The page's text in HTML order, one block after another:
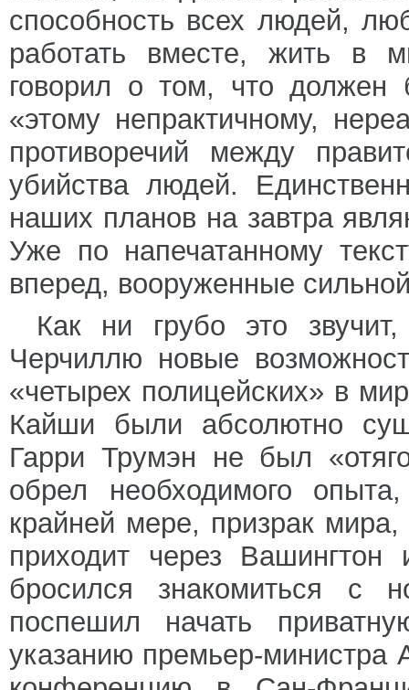
способность всех людей,
работать вместе, жить в
говорил о том, что должен
«этому непрактичному,
противоречий между
убийства людей.
наших планов на завтра
Уже по напечатанному
вперед, вооруженные
Как ни грубо это
Черчиллю новые
«четырех полицейских» в
Кайши были абсолютно
Гарри Трумэн не был
обрел необходимого
крайней мере, призрак
приходит через Вашингтон
бросился знакомиться с
поспешил начать
указанию премьер-министра